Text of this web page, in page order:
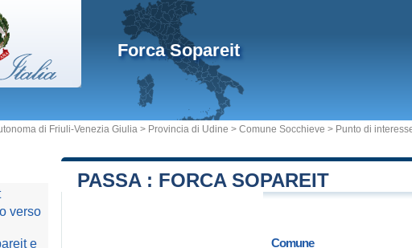
Forca Sopareit
di Friuli-Venezia Giulia > Provincia di Udine > Comune Socchieve > Punto di
PASSA : FORCA SOPAREIT
Comune
verso
e